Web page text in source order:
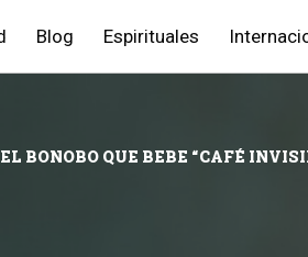
Blog Espirituales
BONOBO QUE BEBE “CAFÉ